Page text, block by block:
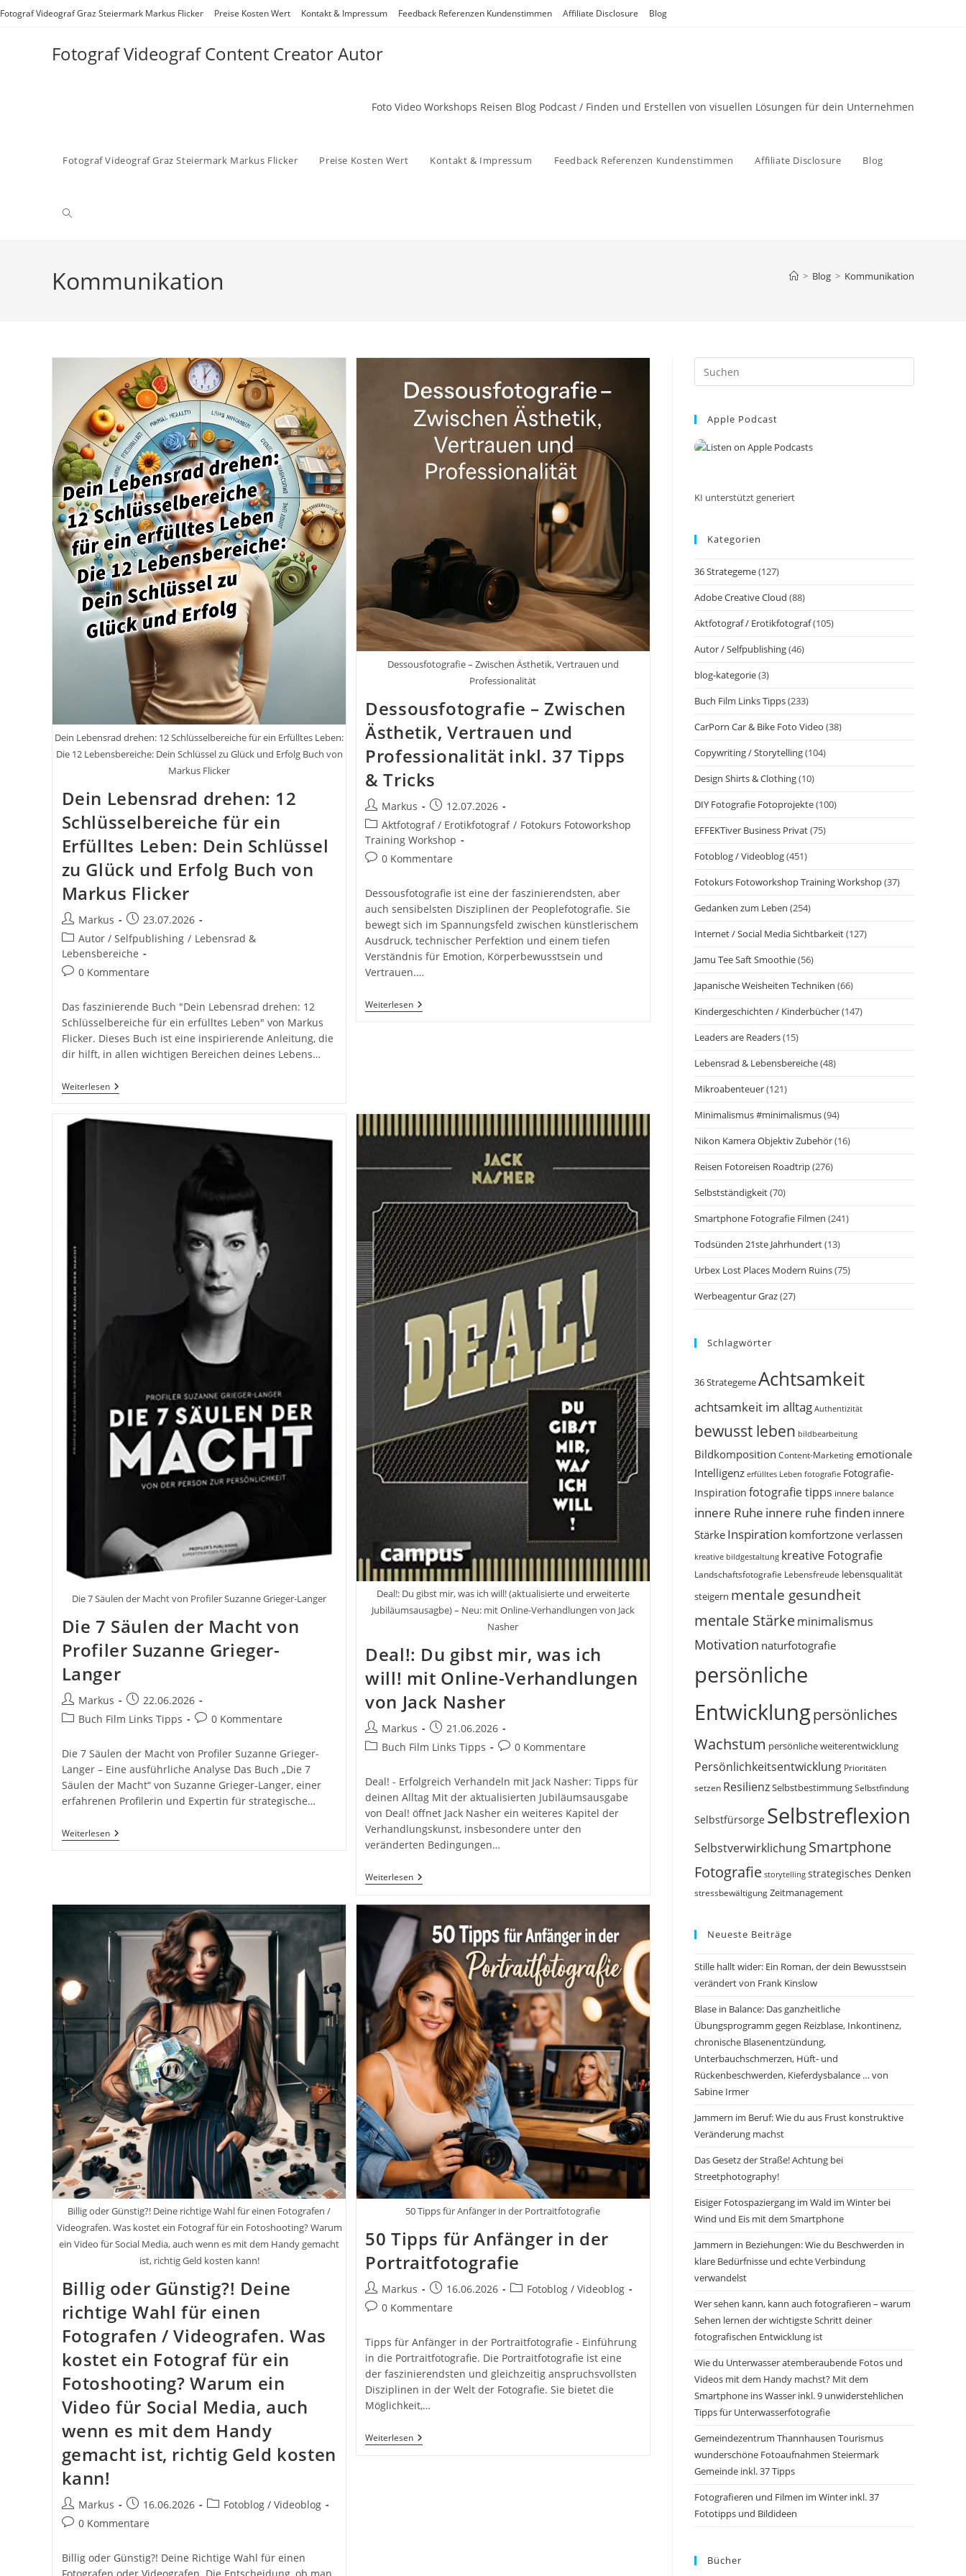
Zum
Fotograf Videograf Graz Steiermark Markus Flicker Preise Kosten Wert Kontakt & Impressum Feedback Referenzen Kundenstimmen Affiliate Disclosure Blog
Fotograf Videograf Content Creator Autor
Foto Video Workshops Reisen Blog Podcast / Finden und Erstellen von visuellen Lösungen für dein Unternehmen
Fotograf Videograf Graz Steiermark Markus Flicker Preise Kosten Wert Kontakt & Impressum Feedback Referenzen Kundenstimmen Affiliate Disclosure Blog
Website-
Kommunikation > Blog > Kommunikation
Dein Lebensrad drehen: 12 Schlüsselbereiche für ein Erfülltes Leben:
Die 12 Lebensbereiche: Dein Schlüssel zu Glück und Erfolg Buch von
Markus Flicker
Dein Lebensrad drehen: 12
Schlüsselbereiche für ein
Erfülltes Leben: Dein Schlüssel
zu Glück und Erfolg Buch von
Markus Flicker
Beitrags-
Autor:
Markus
Beitrag
veröffentlicht:
23.07.2026
Beitrags-
Kategorie:
Autor / Selfpublishing / Lebensrad &
Lebensbereiche
Beitrags-
0 Kommentare
Das faszinierende Buch "Dein Lebensrad drehen: 12
Schlüsselbereiche für ein erfülltes Leben" von Markus
Flicker. Dieses Buch ist eine inspirierende Anleitung, die
dir hilft, in allen wichtigen Bereichen deines Lebens…
WeiterlesenDein
Lebensrad
12
Schlüsselbereiche
Dessousfotografie – Zwischen Ästhetik, Vertrauen und
Professionalität
Dessousfotografie – Zwischen
Ästhetik, Vertrauen und
Professionalität inkl. 37 Tipps
& Tricks
Beitrags-
Autor:
Markus
Beitrag
veröffentlicht:
12.07.2026
Beitrags-
Kategorie:
Aktfotograf / Erotikfotograf / Fotokurs Fotoworkshop
Training Workshop
Beitrags-
0 Kommentare
Dessousfotografie ist eine der faszinierendsten, aber
auch sensibelsten Disziplinen der Peoplefotografie. Sie
bewegt sich im Spannungsfeld zwischen künstlerischem
Ausdruck, technischer Perfektion und einem tiefen
Verständnis für Emotion, Körperbewusstsein und
Vertrauen.…
WeiterlesenDessousfotografie
–
Tricks
Die 7 Säulen der Macht von Profiler Suzanne Grieger-Langer
Die 7 Säulen der Macht von
Profiler Suzanne Grieger-
Langer
Beitrags-
Autor:
Markus
Beitrag
veröffentlicht:
22.06.2026
Beitrags-
Buch Film Links Tipps
Beitrags-
0 Kommentare
Die 7 Säulen der Macht von Profiler Suzanne Grieger-
Langer – Eine ausführliche Analyse Das Buch „Die 7
Säulen der Macht“ von Suzanne Grieger-Langer, einer
erfahrenen Profilerin und Expertin für strategische…
WeiterlesenDie
7
Profiler
Suzanne
Grieger-
Langer
Deal!: Du gibst mir, was ich will! (aktualisierte und erweiterte
Jubiläumsausagbe) – Neu: mit Online-Verhandlungen von Jack
Nasher
Deal!: Du gibst mir, was ich
will! mit Online-Verhandlungen
von Jack Nasher
Beitrags-
Autor:
Markus
Beitrag
veröffentlicht:
21.06.2026
Beitrags-
Buch Film Links Tipps
Beitrags-
0 Kommentare
Deal! - Erfolgreich Verhandeln mit Jack Nasher: Tipps für
deinen Alltag Mit der aktualisierten Jubiläumsausgabe
von Deal! öffnet Jack Nasher ein weiteres Kapitel der
Verhandlungskunst, insbesondere unter den
veränderten Bedingungen…
WeiterlesenDeal!:
Du
Mir,
Was
Ich
Will!
Mit
Online-
Verhandlungen
Von
Jack
Nasher
Billig oder Günstig?! Deine richtige Wahl für einen Fotografen /
Videografen. Was kostet ein Fotograf für ein Fotoshooting? Warum
ein Video für Social Media, auch wenn es mit dem Handy gemacht
ist, richtig Geld kosten kann!
Billig oder Günstig?! Deine
richtige Wahl für einen
Fotografen / Videografen. Was
kostet ein Fotograf für ein
Fotoshooting? Warum ein
Video für Social Media, auch
wenn es mit dem Handy
gemacht ist, richtig Geld kosten
kann!
Beitrags-
Autor:
Markus
Beitrag
veröffentlicht:
16.06.2026
Beitrags-
Fotoblog / Videoblog
Beitrags-
0 Kommentare
Billig oder Günstig?! Deine Richtige Wahl für einen
50 Tipps für Anfänger in der Portraitfotografie
50 Tipps für Anfänger in der
Portraitfotografie
Beitrags-
Autor:
Markus
Beitrag
veröffentlicht:
16.06.2026
Beitrags-
Fotoblog / Videoblog
Beitrags-
0 Kommentare
Tipps für Anfänger in der Portraitfotografie - Einführung
in die Portraitfotografie. Die Portraitfotografie ist eine
der faszinierendsten und gleichzeitig anspruchsvollsten
Disziplinen in der Welt der Fotografie. Sie bietet die
Möglichkeit,…
Weiterlesen50
Tipps
Escape
Apple Podcast
KI unterstützt generiert
Kategorien
36 Strategeme(127)
Adobe Creative Cloud (88)
Aktfotograf / Erotikfotograf(105)
Autor / Selfpublishing(46)
blog-kategorie(3)
Buch Film Links Tipps(233)
CarPorn Car & Bike Foto Video (38)
Copywriting / Storytelling(104)
Design Shirts & Clothing(10)
DIY Fotografie Fotoprojekte(100)
EFFEKTiver Business Privat(75)
Fotoblog / Videoblog(451)
Fotokurs Fotoworkshop Training Workshop(37)
Gedanken zum Leben (254)
Internet / Social Media Sichtbarkeit(127)
Jamu Tee Saft Smoothie(56)
Japanische Weisheiten Techniken (66)
Kindergeschichten / Kinderbücher(147)
Leaders are Readers(15)
Lebensrad & Lebensbereiche(48)
Mikroabenteuer(121)
Minimalismus #minimalismus(94)
Nikon Kamera Objektiv Zubehör(16)
Reisen Fotoreisen Roadtrip(276)
Selbstständigkeit(70)
Smartphone Fotografie Filmen (241)
Todsünden 21ste Jahrhundert(13)
Urbex Lost Places Modern Ruins(75)
Werbeagentur Graz(27)
Schlagwörter
36 StrategemeAchtsamkeit
achtsamkeit im alltag Authentizität
bewusst leben bildbearbeitung
Bildkomposition Content-Marketingemotionale
Intelligenz erfülltes Leben fotografie Fotografie-
Inspiration fotografie tipps innere balance
innere Ruhe innere ruhe finden innere
Stärke Inspiration komfortzone verlassen
kreative bildgestaltung kreative Fotografie
Landschaftsfotografie Lebensfreude lebensqualität
steigern mentale gesundheit
mentale Stärkeminimalismus
Motivation naturfotografie
persönliche
Entwicklungpersönliches
Wachstum persönliche weiterentwicklung
Persönlichkeitsentwicklung Prioritäten
setzen ResilienzSelbstbestimmungSelbstfindung
Selbstfürsorge Selbstreflexion
SelbstverwirklichungSmartphone
Fotografie storytelling strategisches Denken
stressbewältigung Zeitmanagement
Neueste Beiträge
Stille hallt wider: Ein Roman, der dein Bewusstsein
verändert von Frank Kinslow
Blase in Balance: Das ganzheitliche
Übungsprogramm gegen Reizblase, Inkontinenz,
chronische Blasenentzündung,
Unterbauchschmerzen, Hüft- und
Rückenbeschwerden, Kieferdysbalance … von
Sabine Irmer
Jammern im Beruf: Wie du aus Frust konstruktive
Veränderung machst
Das Gesetz der Straße! Achtung bei
Streetphotography!
Eisiger Fotospaziergang im Wald im Winter bei
Wind und Eis mit dem Smartphone
Jammern in Beziehungen: Wie du Beschwerden in
klare Bedürfnisse und echte Verbindung
verwandelst
Wer sehen kann, kann auch fotografieren – warum
Sehen lernen der wichtigste Schritt deiner
fotografischen Entwicklung ist
Wie du Unterwasser atemberaubende Fotos und
Videos mit dem Handy machst? Mit dem
Smartphone ins Wasser inkl. 9 unwiderstehlichen
Tipps für Unterwasserfotografie
Gemeindezentrum Thannhausen Tourismus
wunderschöne Fotoaufnahmen Steiermark
Gemeinde inkl. 37 Tipps
Fotografieren und Filmen im Winter inkl. 37
Fototipps und Bildideen
Bücher